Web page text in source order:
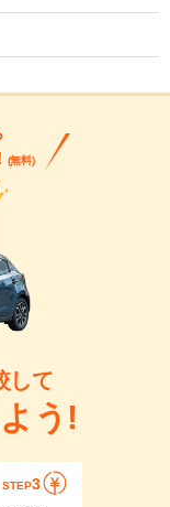
(無料)
して
う!
STEP3